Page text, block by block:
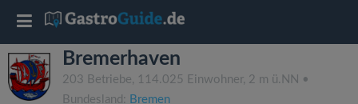
Bremerhaven
203 Betriebe, 114.025 Einwohner, 2 m ü.NN •
Bundesland: Bremen
T
o